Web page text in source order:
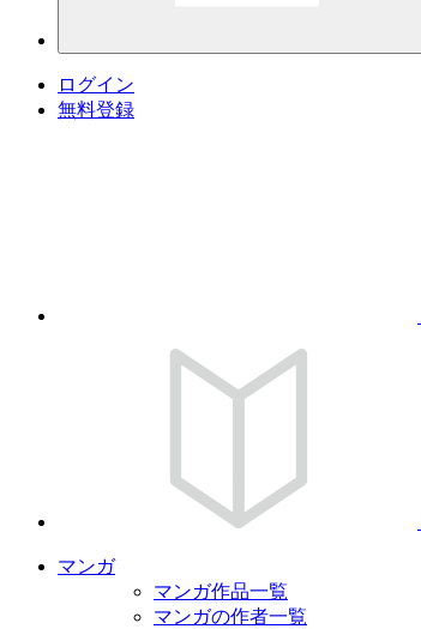
ログイン
無料登録
マンガ
マンガ作品一覧
マンガの作者一覧